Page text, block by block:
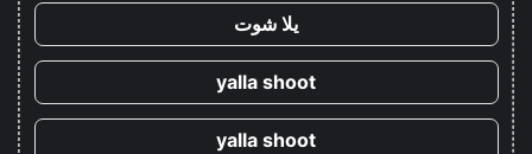
يلا شوت
yalla shoot
yalla shoot